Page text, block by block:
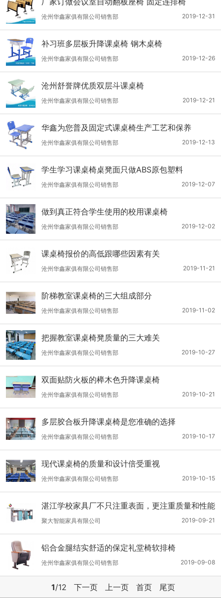
2019-12-31
沧州华鑫家俱有限公司销售部
补习班多层板升降课桌椅 钢木桌椅
2019-12-26
沧州华鑫家俱有限公司销售部
沧州舒誉牌优质双层斗课桌椅
2019-12-21
沧州华鑫家俱有限公司销售部
华鑫为您普及固定式课桌椅生产工艺和保养
2019-12-13
沧州华鑫家俱有限公司销售部
学生学习课桌椅桌凳面只做ABS原包塑料
2019-12-07
沧州华鑫家俱有限公司销售部
做到真正符合学生使用的校用课桌椅
2019-12-02
沧州华鑫家俱有限公司销售部
课桌椅报价的高低跟哪些因素有关
2019-11-21
沧州华鑫家俱有限公司销售部
阶梯教室课桌椅的三大组成部分
2019-11-02
沧州华鑫家俱有限公司销售部
把握教室课桌椅凳质量的三大难关
2019-10-27
沧州华鑫家俱有限公司销售部
双面贴防火板的榉木色升降课桌椅
2019-10-21
沧州华鑫家俱有限公司销售部
多层胶合板升降课桌椅是您准确的选择
2019-10-17
沧州华鑫家俱有限公司销售部
现代课桌椅的质量和设计倍受重视
2019-10-15
沧州华鑫家俱有限公司销售部
湛江学校家具厂不只注重表面，更注重质量和性能
2019-09-21
聚大智能家具有限公司
铝合金腿结实舒适的保定礼堂椅软排椅
2019-09-08
沧州华鑫家俱有限公司销售部
1/12 下一页 上一页 首页 尾页